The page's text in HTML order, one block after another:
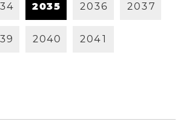
34 2035 2036 2037
39 2040 2041